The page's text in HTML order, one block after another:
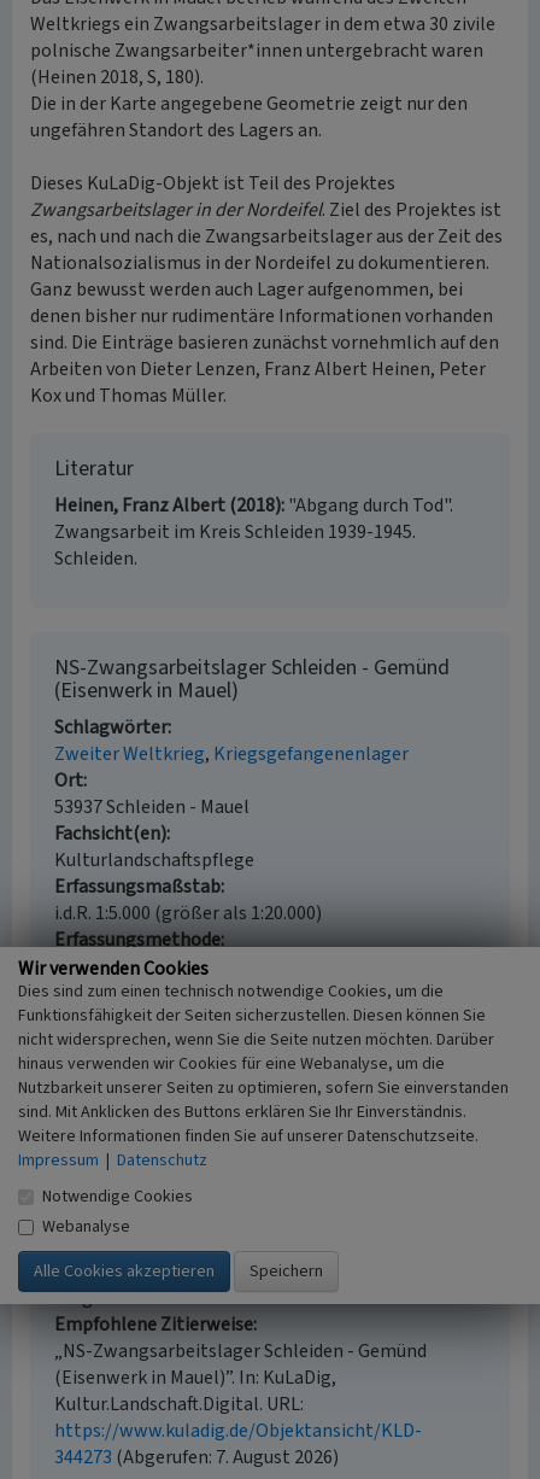
Weltkriegs ein Zwangsarbeitslager in dem etwa 30 zivile
polnische Zwangsarbeiter*innen untergebracht waren
(Heinen 2018, S, 180).
Die in der Karte angegebene Geometrie zeigt nur den
ungefähren Standort des Lagers an.
Dieses KuLaDig-Objekt ist Teil des Projektes
Zwangsarbeitslager in der Nordeifel. Ziel des Projektes ist
es, nach und nach die Zwangsarbeitslager aus der Zeit des
Nationalsozialismus in der Nordeifel zu dokumentieren.
Ganz bewusst werden auch Lager aufgenommen, bei
denen bisher nur rudimentäre Informationen vorhanden
sind. Die Einträge basieren zunächst vornehmlich auf den
Arbeiten von Dieter Lenzen, Franz Albert Heinen, Peter
Kox und Thomas Müller.
Literatur
Heinen, Franz Albert (2018) "Abgang durch Tod".
Zwangsarbeit im Kreis Schleiden 1939-1945.
Schleiden.
NS-Zwangsarbeitslager Schleiden - Gemünd
(Eisenwerk in Mauel)
Schlagwörter
Zweiter Weltkrieg Kriegsgefangenenlager
Ort
53937 Schleiden - Mauel
Fachsicht(en)
Kulturlandschaftspflege
Erfassungsmaßstab
i.d.R. 1:5.000 (größer als 1:20.000)
Erfassungsmethode
Literaturauswertung
Historischer Zeitraum
Beginn 1939, Ende 1945
Empfohlene Zitierweise
Urheberrechtlicher Hinweis
Der hier präsentierte Inhalt steht unter der freien
Lizenz CC BY 4.0 (Namensnennung). Die angezeigten
Medien unterliegen möglicherweise zusätzlichen
urheberrechtlichen Bedingungen, die an diesen
ausgewiesen sind.
Empfohlene Zitierweise
„NS-Zwangsarbeitslager Schleiden - Gemünd
(Eisenwerk in Mauel)”. In: KuLaDig,
Kultur.Landschaft.Digital. URL:
https://www.kuladig.de/Objektansicht/KLD-
344273 (Abgerufen: 7. August 2026)
Wir verwenden Cookies
Dies sind zum einen technisch notwendige Cookies, um die
Funktionsfähigkeit der Seiten sicherzustellen. Diesen können Sie
nicht widersprechen, wenn Sie die Seite nutzen möchten. Darüber
hinaus verwenden wir Cookies für eine Webanalyse, um die
Nutzbarkeit unserer Seiten zu optimieren, sofern Sie einverstanden
sind. Mit Anklicken des Buttons erklären Sie Ihr Einverständnis.
Weitere Informationen finden Sie auf unserer Datenschutzseite.
Impressum | Datenschutz
Notwendige Cookies
Webanalyse